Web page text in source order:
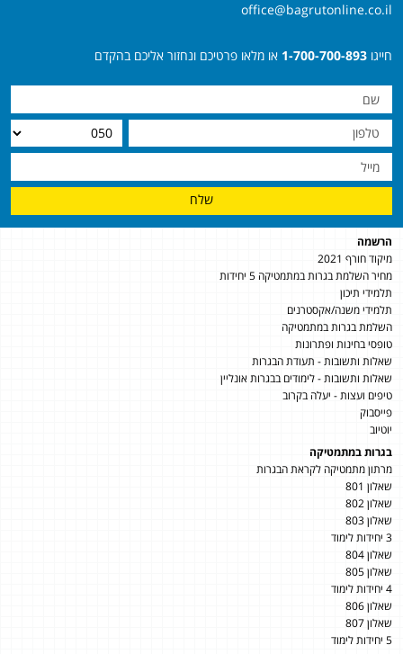
office@bagrutonline.co.il
חייגו 1-700-700-893 או מלאו פרטיכם ונחזור אליכם בהקדם
שלח
הרשמה
מיקוד חורף 2021
מחיר השלמת בגרות במתמטיקה 5 יחידות
תלמידי תיכון
תלמידי משנה/אקסטרנים
השלמת בגרות במתמטיקה
טופסי בחינות ופתרונות
שאלות ותשובות - תעודת הבגרות
שאלות ותשובות - לימודים בבגרות אונליין
טיפים ועצות - יעלה בקרוב
פייסבוק
יוטיוב
בגרות במתמטיקה
מרתון מתמטיקה לקראת הבגרות
שאלון 801
שאלון 802
שאלון 803
3 יחידות לימוד
שאלון 804
שאלון 805
4 יחידות לימוד
שאלון 806
שאלון 807
5 יחידות לימוד